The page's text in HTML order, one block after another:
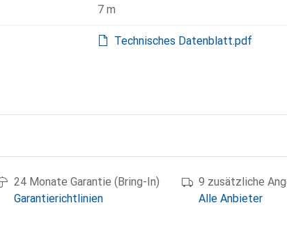
7 m
Technisches Datenblatt.pdf
24 Monate Garantie (Bring-In)
Garantierichtlinien
9 zusätzliche
Alle Anbieter